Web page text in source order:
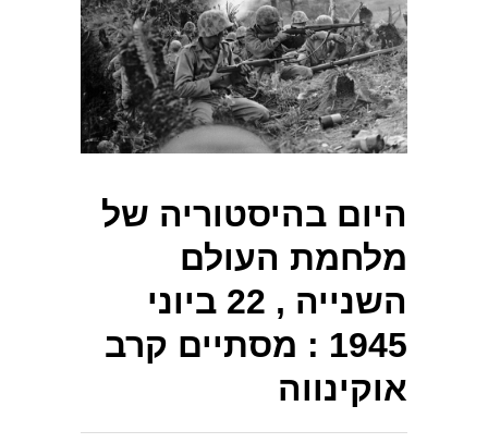
היום בהיסטוריה של
מלחמת העולם
השנייה , 22 ביוני
1945 : מסתיים קרב
אוקינווה